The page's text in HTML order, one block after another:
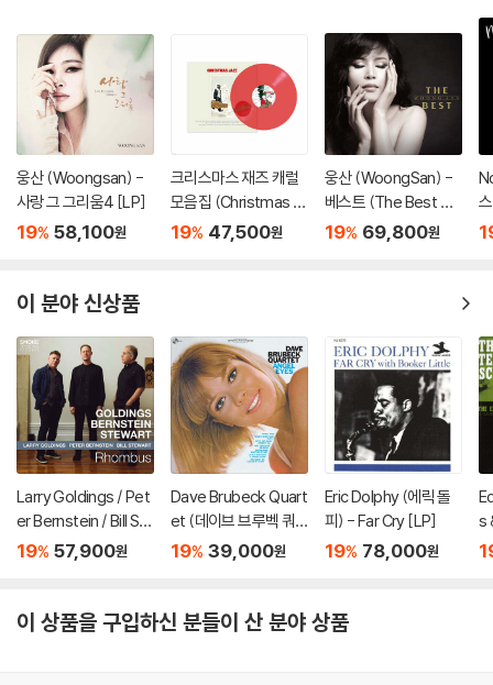
웅산 (Woongsan) -
사랑 그 그리움4 [LP]
19% 58,100원
크리스마스 재즈 캐럴
모음집 (Christmas Ja
zz) [투명 레드 컬러 L
19% 47,500원
웅산 (WoongSan) -
베스트 (The Best W
oong San) [2LP]
19% 69,800원
y
이 분야 신상품
Larry Goldings / Pet
er Bernstein / Bill St
ewart (래리 골딩스 /
[LP]
19% 57,900원
Dave Brubeck Quart
et (데이브 브루벡 쿼
텟) - Angel Eyes [L
19% 39,000원
Eric Dolphy (에릭 돌
피) - Far Cry [LP]
19% 78,000원
s
(
이 상품을 구입하신 분들이 산 분야 상품